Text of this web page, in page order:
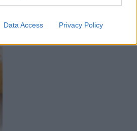
Data Access Privacy Policy